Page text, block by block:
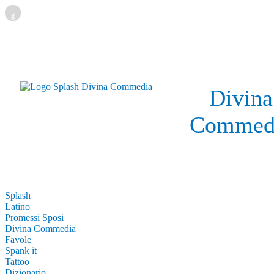
g
Divina
Splash
Latino
Promessi Sposi
Divina Commedia
Favole
Spank it
Tattoo